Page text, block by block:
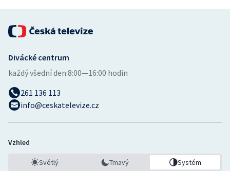
Divácké centrum
každý všední den:8:00—16:00 hodin
261 136 113
info@ceskatelevize.cz
Vzhled
Světlý Tmavý Systém